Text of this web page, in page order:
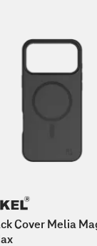
Cover Melia